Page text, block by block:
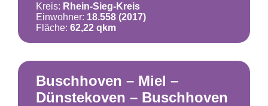
Kreis: Rhein-Sieg-Kreis
Einwohner: 18.558 (2017)
Fläche: 62,22 qkm
Buschhoven – Miel –
Dünstekoven – Buschhoven